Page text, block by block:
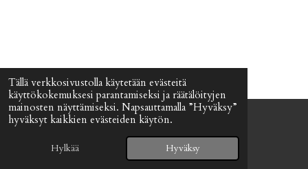
Tällä verkkosivustolla käytetään evästeitä
käyttökokemuksesi parantamiseksi ja räätälöityjen
mainosten näyttämiseksi. Napsauttamalla ”Hyväksy”
hyväksyt kaikkien evästeiden käytön.
Hylkää Hyväksy
© 2024 - 2026 Signefia
Webador